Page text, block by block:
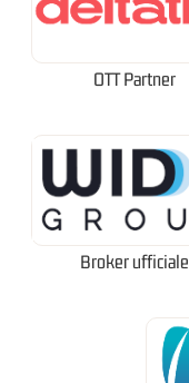
OTT Partner
Broker ufficiale